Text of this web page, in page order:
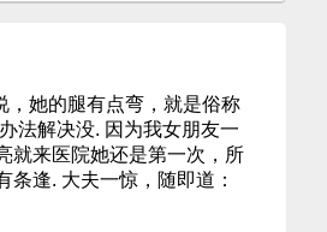
她的腿有点弯，就是俗称
法解决没. 因为我女朋友一
就来医院她还是第一次，所
逢. 大夫一惊，随即道：